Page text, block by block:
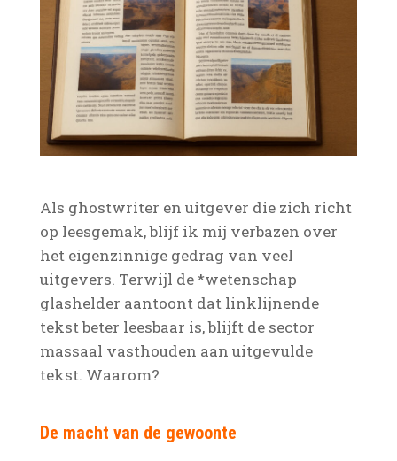
Als ghostwriter en uitgever die zich richt
op leesgemak, blijf ik mij verbazen over
het eigenzinnige gedrag van veel
uitgevers. Terwijl de *wetenschap
glashelder aantoont dat linklijnende
tekst beter leesbaar is, blijft de sector
massaal vasthouden aan uitgevulde
tekst. Waarom?
De macht van de gewoonte